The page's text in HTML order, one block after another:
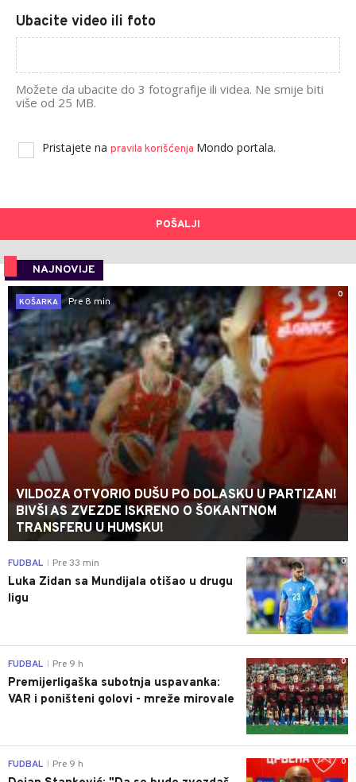
Ubacite video ili foto
Možete da ubacite do 3 fotografije ili videa. Ne smije biti
više od 25 MB.
Pristajete na pravila korišćenja Mondo portala.
POŠALJI
NAJNOVIJE
0
KOŠARKA
Pre 8 min
VILDOZA OTVORIO DUŠU PO DOLASKU U PARTIZAN!
BIVŠI AS ZVEZDE ISKRENO O ŠOKANTNOM
TRANSFERU U HUMSKU!
0
FUDBAL Pre 33 min
Luka Zidan sa Mundijala otišao u drugu
ligu
0
FUDBAL Pre 9 h
Premijerligaška subotnja uspavanka:
VAR i poništeni golovi - mreže mirovale
0
FUDBAL Pre 9 h